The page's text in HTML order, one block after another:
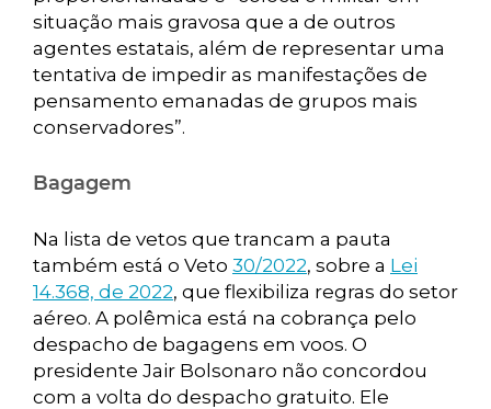
situação mais gravosa que a de outros
agentes estatais, além de representar uma
tentativa de impedir as manifestações de
pensamento emanadas de grupos mais
conservadores”.
Bagagem
Na lista de vetos que trancam a pauta
também está o Veto 30/2022, sobre a Lei
14.368, de 2022, que flexibiliza regras do setor
aéreo. A polêmica está na cobrança pelo
despacho de bagagens em voos. O
presidente Jair Bolsonaro não concordou
com a volta do despacho gratuito. Ele